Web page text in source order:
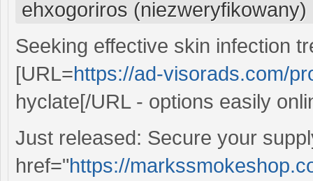
ehxogoriros (niezweryfikowany)
Seeking effective skin infection
[URL=https://ad-visorads.com/
hyclate[/URL - options easily
Just released: Secure your
href="https://